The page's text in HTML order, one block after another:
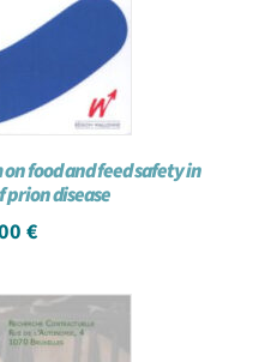
food and feed safety in
disease
€